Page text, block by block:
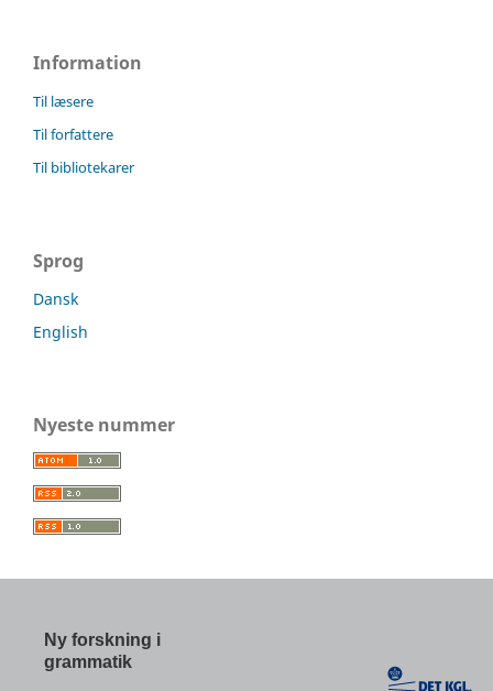
Information
Til læsere
Til forfattere
Til bibliotekarer
Sprog
Dansk
English
Nyeste nummer
Ny forskning i
grammatik